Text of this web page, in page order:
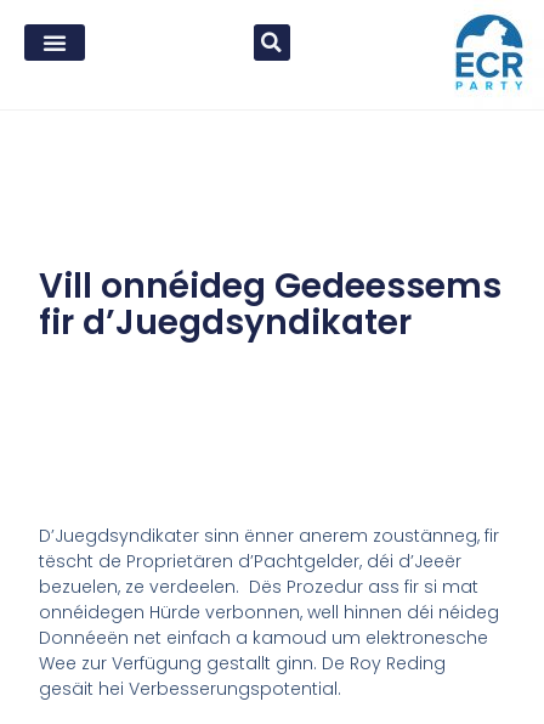
Vill onnéideg Gedeessems
fir d’Juegdsyndikater
D’Juegdsyndikater sinn ënner anerem zoustänneg, fir
tëscht de Proprietären d’Pachtgelder, déi d’Jeeër
bezuelen, ze verdeelen. Dës Prozedur ass fir si mat
onnéidegen Hürde verbonnen, well hinnen déi néideg
Donnéeën net einfach a kamoud um elektronesche
Wee zur Verfügung gestallt ginn. De Roy Reding
gesäit hei Verbesserungspotential.